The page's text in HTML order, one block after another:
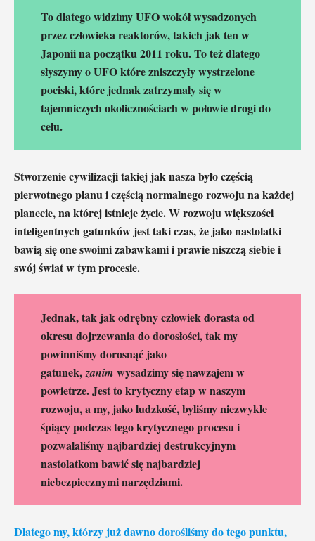
To dlatego widzimy UFO wokół wysadzonych
przez człowieka reaktorów, takich jak ten w
Japonii na początku 2011 roku. To też dlatego
słyszymy o UFO które zniszczyły wystrzelone
pociski, które jednak zatrzymały się w
tajemniczych okolicznościach w połowie drogi do
celu.
Stworzenie cywilizacji takiej jak nasza było częścią
pierwotnego planu i częścią normalnego rozwoju na każdej
planecie, na której istnieje życie. W rozwoju większości
inteligentnych gatunków jest taki czas, że jako nastolatki
bawią się one swoimi zabawkami i prawie niszczą siebie i
swój świat w tym procesie.
Jednak, tak jak odrębny człowiek dorasta od
okresu dojrzewania do dorosłości, tak my
powinniśmy dorosnąć jako
gatunek,zanim wysadzimy się nawzajem w
powietrze. Jest to krytyczny etap w naszym
rozwoju, a my, jako ludzkość, byliśmy niezwykle
śpiący podczas tego krytycznego procesu i
pozwalaliśmy najbardziej destrukcyjnym
nastolatkom bawić się najbardziej
niebezpiecznymi narzędziami.
Dlatego my, którzy już dawno dorośliśmy do tego punktu,